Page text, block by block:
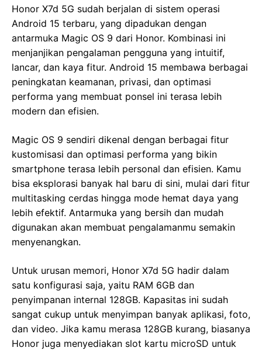
Honor X7d 5G sudah berjalan di sistem operasi
Android 15 terbaru, yang dipadukan dengan
antarmuka Magic OS 9 dari Honor. Kombinasi ini
menjanjikan pengalaman pengguna yang intuitif,
lancar, dan kaya fitur. Android 15 membawa berbagai
peningkatan keamanan, privasi, dan optimasi
performa yang membuat ponsel ini terasa lebih
modern dan efisien.
Magic OS 9 sendiri dikenal dengan berbagai fitur
kustomisasi dan optimasi performa yang bikin
smartphone terasa lebih personal dan efisien. Kamu
bisa eksplorasi banyak hal baru di sini, mulai dari fitur
multitasking cerdas hingga mode hemat daya yang
lebih efektif. Antarmuka yang bersih dan mudah
digunakan akan membuat pengalamanmu semakin
menyenangkan.
Untuk urusan memori, Honor X7d 5G hadir dalam
satu konfigurasi saja, yaitu RAM 6GB dan
penyimpanan internal 128GB. Kapasitas ini sudah
sangat cukup untuk menyimpan banyak aplikasi, foto,
dan video. Jika kamu merasa 128GB kurang, biasanya
Honor juga menyediakan slot kartu microSD untuk